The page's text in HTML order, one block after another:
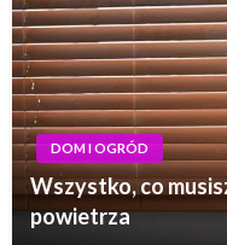
DOM I OGRÓD
Wszystko, co
powietrza